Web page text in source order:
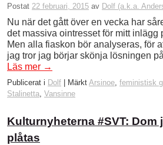
Postat 22 februari, 2015 av Dolf (a.k.a.
Nu när det gått över en vecka har
det massiva ointresset för mitt inlägg
Men alla fiaskon bör analyseras, för
jag tror jag börjar skönja lösningen
Läs mer →
Publicerat i Dolf Märkt Arsinoe, feministisk
Stalinetta, Vansinne
Kulturnyheterna #SVT: Dom
plåtas